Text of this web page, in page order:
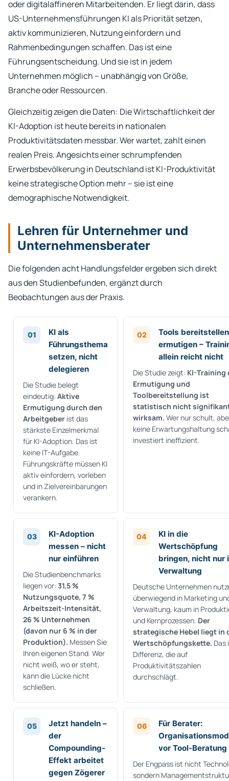
oder digitalaffineren Mitarbeitenden. Er liegt darin, dass
US-Unternehmensführungen KI als Priorität setzen,
aktiv kommunizieren, Nutzung einfordern und
Rahmenbedingungen schaffen. Das ist eine
Führungsentscheidung. Und sie ist in jedem
Unternehmen möglich – unabhängig von Größe,
Branche oder Ressourcen.
Gleichzeitig zeigen die Daten: Die Wirtschaftlichkeit der
KI-Adoption ist heute bereits in nationalen
Produktivitätsdaten messbar. Wer wartet, zahlt einen
realen Preis. Angesichts einer schrumpfenden
Erwerbsbevölkerung in Deutschland ist KI-Produktivität
keine strategische Option mehr – sie ist eine
demographische Notwendigkeit.
Lehren für Unternehmer und
Unternehmensberater
Die folgenden acht Handlungsfelder ergeben sich direkt
aus den Studienbefunden, ergänzt durch
Beobachtungen aus der Praxis.
01
KI als
Führungsthema
setzen, nicht
delegieren
Die Studie belegt
eindeutig: Aktive
Ermutigung durch den
Arbeitgeber ist das
stärkste Einzelmerkmal
für KI-Adoption. Das ist
keine IT-Aufgabe.
Führungskräfte müssen KI
aktiv einfordern, vorleben
und in Zielvereinbarungen
verankern.
02
Tools
ermutigen –
allein reicht nicht
Die Studie zeigt: KI-Training
Ermutigung und
Toolbereitstellung ist
statistisch nicht
wirksam. Wer nur schult,
keine Erwartungshaltung
investiert ineffizient.
03
KI-Adoption
messen – nicht
nur einführen
Die Studienbenchmarks
liegen vor: 31,5 %
Nutzungsquote, 7 %
Arbeitszeit-Intensität,
26 % Unternehmen
(davon nur 6 % in der
Produktion). Messen Sie
Ihren eigenen Stand. Wer
nicht weiß, wo er steht,
kann die Lücke nicht
schließen.
04
KI in die
Wertschöpfung
bringen, nicht nur
Verwaltung
Deutsche Unternehmen
überwiegend in Marketing
Verwaltung, kaum in
und Kernprozessen. Der
strategische Hebel liegt in
Wertschöpfungskette. Das
Differenz, die auf
Produktivitätszahlen
durchschlägt.
05
Jetzt handeln –
der
Compounding-
Effekt arbeitet
gegen Zögerer
06
Für Berater:
vor Tool-Beratung
Der Engpass ist nicht
sondern